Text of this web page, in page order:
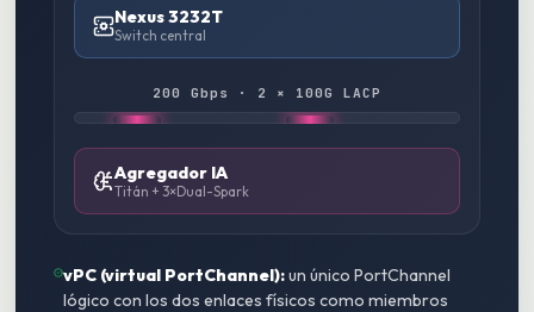
Nexus 3232T
Switch central
200 Gbps · 2 × 100G LACP
Agregador IA
Titán + 3×Dual-Spark
vPC (virtual PortChannel):un único PortChannel
lógico con los dos enlaces físicos como miembros